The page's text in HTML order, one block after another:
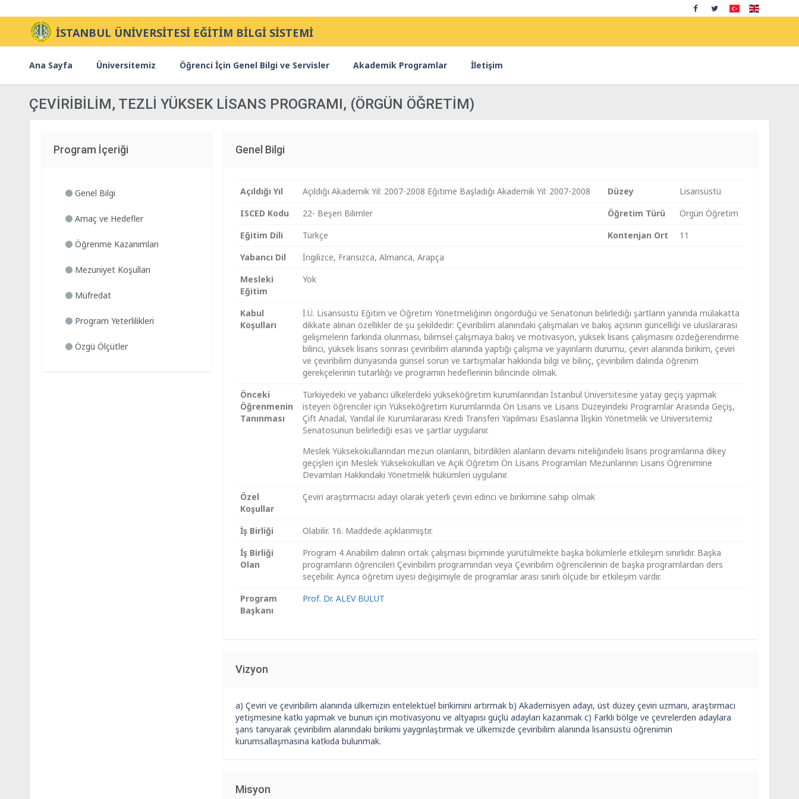
İSTANBUL ÜNİVERSİTESİ EĞİTİM BİLGİ SİSTEMİ
Ana Sayfa Üniversitemiz Öğrenci İçin Genel Bilgi ve Servisler Akademik Programlar İletişim
ÇEVİRİBİLİM, TEZLİ YÜKSEK LİSANS PROGRAMI, (ÖRGÜN ÖĞRETİM)
Program İçeriği
Genel Bilgi
Amaç ve Hedefler
Öğrenme Kazanımları
Mezuniyet Koşulları
Müfredat
Program Yeterlilikleri
Özgü Ölçütler
Genel Bilgi
Açıldığı Yıl Açıldığı Akademik Yıl: 2007-2008 Eğitime Başladığı Akademik Yıl: 2007-2008 Düzey
Lisansüstü
ISCED Kodu
22- Beşeri Bilimler Öğretim Türü
Örgün Öğretim
Eğitim Dili
Türkçe Kontenjan Ort
11
Yabancı Dil
İngilizce, Fransızca, Almanca, Arapça
Mesleki
Eğitim
Yok
Kabul
Koşulları
İ.Ü. Lisansüstü Eğitim ve Öğretim Yönetmeliğinin öngördüğü ve Senatonun belirlediği şartların yanında mülakatta
dikkate alınan özellikler de şu şekildedir: Çeviribilim alanındaki çalışmaları ve bakış açısının güncelliği ve uluslararası
gelişmelerin farkında olunması, bilimsel çalışmaya bakış ve motivasyon, yüksek lisans çalışmasını özdeğerendirme
bilinci, yüksek lisans sonrası çeviribilim alanında yaptığı çalışma ve yayınların durumu, çeviri alanında birikim, çeviri
ve çeviribilim dünyasında günsel sorun ve tartışmalar hakkında bilgi ve bilinç, çeviribilim dalında öğrenim
gerekçelerinin tutarlılığı ve programın hedeflerinin bilincinde olmak.
Önceki
Öğrenmenin
Tanınması
Türkiyedeki ve yabancı ülkelerdeki yükseköğretim kurumlarından İstanbul Üniversitesine yatay geçiş yapmak
isteyen öğrenciler için Yükseköğretim Kurumlarında Ön Lisans ve Lisans Düzeyindeki Programlar Arasında Geçiş,
Çift Anadal, Yandal ile Kurumlararası Kredi Transferi Yapılması Esaslarına İlişkin Yönetmelik ve Üniversitemiz
Senatosunun belirlediği esas ve şartlar uygulanır.
Meslek Yüksekokullarından mezun olanların, bitirdikleri alanların devamı niteliğindeki lisans programlarına dikey
geçişleri için Meslek Yüksekokulları ve Açık Öğretim Ön Lisans Programları Mezunlarının Lisans Öğrenimine
Devamları Hakkındaki Yönetmelik hükümleri uygulanır.
Özel
Koşullar
Çeviri araştırmacısı adayı olarak yeterli çeviri edinci ve birikimine sahip olmak
İş Birliği
Olabilir. 16. Maddede açıklanmıştır.
İş Birliği
Olan
Program 4 Anabilim dalının ortak çalışması biçiminde yürütülmekte başka bölümlerle etkileşim sınırlıdır. Başka
programların öğrencileri Çeviribilim programından veya Çeviribilim öğrencilerinin de başka programlardan ders
seçebilir. Ayrıca öğretim üyesi değişimiyle de programlar arası sınırlı ölçüde bir etkileşim vardır.
Program
Başkanı
Prof. Dr. ALEV BULUT
Vizyon
a) Çeviri ve çeviribilim alanında ülkemizin entelektüel birikimini artırmak b) Akademisyen adayı, üst düzey çeviri uzmanı, araştırmacı
yetişmesine katkı yapmak ve bunun için motivasyonu ve altyapısı güçlü adayları kazanmak c) Farklı bölge ve çevrelerden adaylara
şans tanıyarak çeviribilim alanındaki birikimi yaygınlaştırmak ve ülkemizde çeviribilim alanında lisansüstü öğrenimin
kurumsallaşmasına katkıda bulunmak.
Misyon